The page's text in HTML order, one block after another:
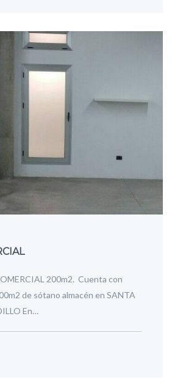
200m2. Cuenta con
de sótano almacén en SANTA
En…